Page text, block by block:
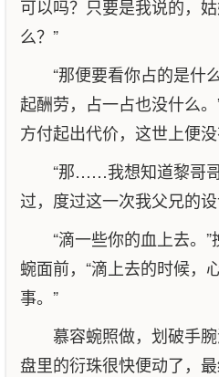
可以吗？只要是我说的，
么？”
“那便要看你占的是什
起酬劳，占一占也没什么
方付起出代价，这世上便
“那……我想知道黎哥
过，度过这一次我父兄的
“滴一些你的血上去。
蜿面前，“滴上去的时候，
事。”
慕容蜿照做，划破手
盘里的衍珠很快便动了，